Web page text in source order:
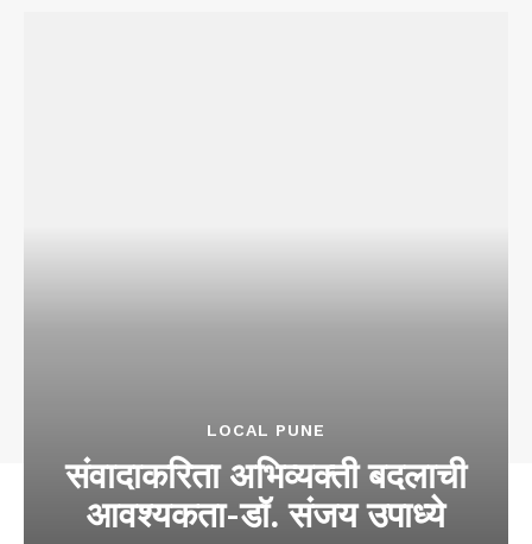
LOCAL PUNE
संवादाकरिता अभिव्यक्ती बदलाची
आवश्यकता-डॉ. संजय उपाध्ये